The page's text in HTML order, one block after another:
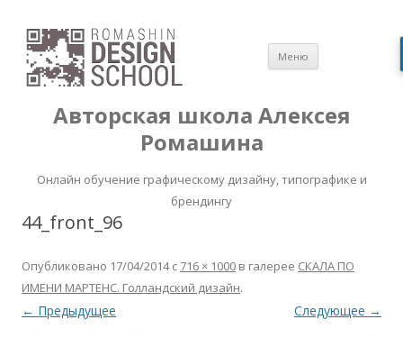
Авторская школа Алексея
Ромашина
Онлайн обучение графическому дизайну, типографике и
брендингу
Меню
содержимому
44_front_96
Опубликовано 17/04/2014с 716 × 1000 в галерее СКАЛА ПО
ИМЕНИ МАРТЕНС. Голландский дизайн.
← Предыдущее Следующее →